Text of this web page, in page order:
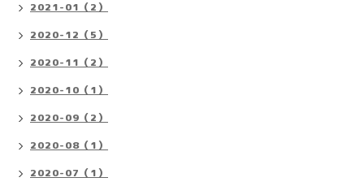
2021-01（2）
2020-12（5）
2020-11（2）
2020-10（1）
2020-09（2）
2020-08（1）
2020-07（1）